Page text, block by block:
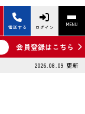
電話する ログイン MENU
会員登録はこちら
2026.08.09 更新